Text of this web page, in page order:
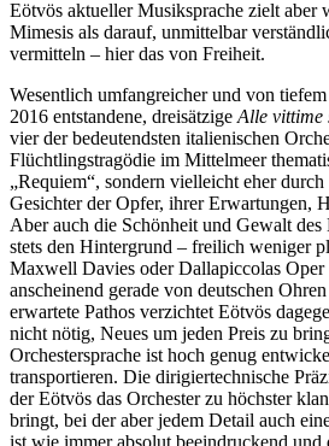
Eötvös aktueller Musiksprache zielt aber
Mimesis als darauf, unmittelbar
vermitteln – hier das von Freiheit.
Wesentlich umfangreicher und von
2016 entstandene, dreisätzige Alle vittime
vier der bedeutendsten italienischen
Flüchtlingstragödie im Mittelmeer
„Requiem“, sondern vielleicht eher
Gesichter der Opfer, ihrer Erwartungen,
Aber auch die Schönheit und Gewalt des
stets den Hintergrund – freilich weniger
Maxwell Davies oder Dallapiccolas Oper
anscheinend gerade von deutschen
erwartete Pathos verzichtet Eötvös
nicht nötig, Neues um jeden Preis zu
Orchestersprache ist hoch genug
transportieren. Die dirigiertechnische
der Eötvös das Orchester zu höchster
bringt, bei der aber jedem Detail auch
ist wie immer absolut beeindruckend